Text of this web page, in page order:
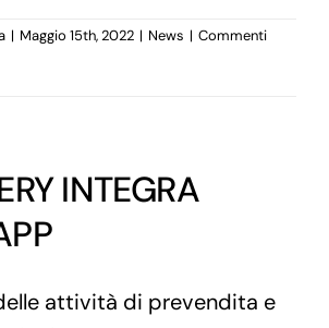
| Maggio 15th, 2022 | News | Commenti
INTEGRA
attività di prevendita e